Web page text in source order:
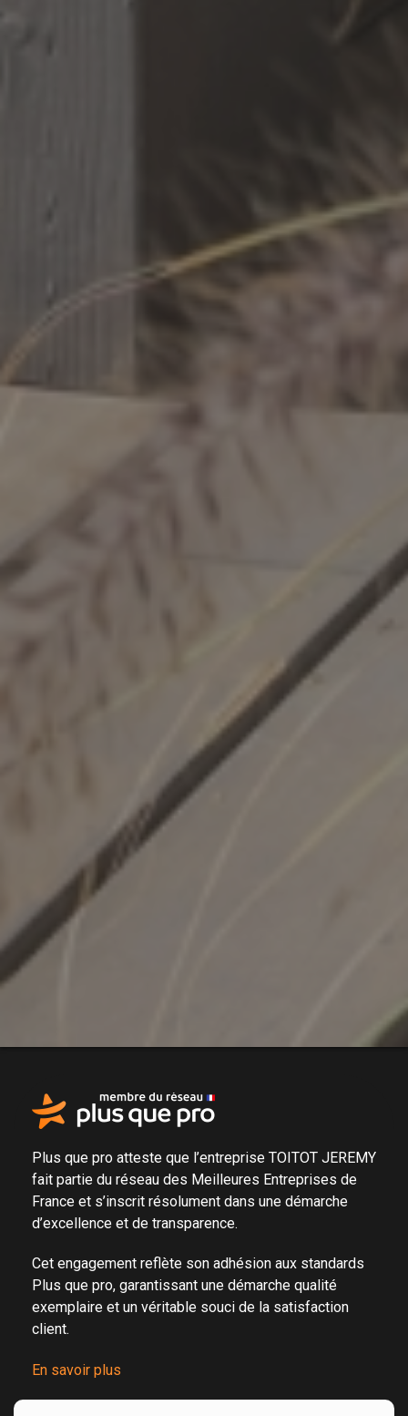
Plus que pro atteste que l’entreprise TOITOT JEREMY
fait partie du réseau des Meilleures Entreprises de
France et s’inscrit résolument dans une démarche
d’excellence et de transparence.
Cet engagement reflète son adhésion aux standards
Plus que pro, garantissant une démarche qualité
exemplaire et un véritable souci de la satisfaction
client.
En savoir plus